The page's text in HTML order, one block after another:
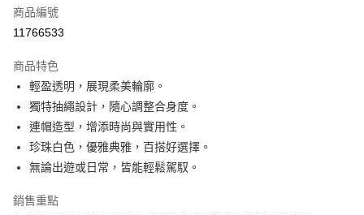
超商取貨付款
Apple Pay
悠遊付
ATM付款
全家取貨付款
商品編號
11766533
商品特色
輕盈透明，展現柔美輪廓。
獨特抽繩設計，隨心調整合身度。
連帽造型，增添時尚與實用性。
珍珠白色，優雅典雅，百搭好選擇。
無論出遊或日常，皆能輕鬆駕馭。
銷售重點